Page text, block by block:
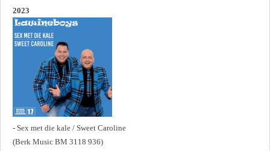
2023
- Sex met die kale / Sweet Caroline
(Berk Music BM 3118 936)